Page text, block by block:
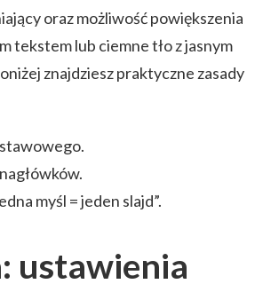
oraz możliwość powiększenia
tekstem lub ciemne tło z jasnym
znajdziesz praktyczne zasady
myśl = jeden slajd”.
ustawienia